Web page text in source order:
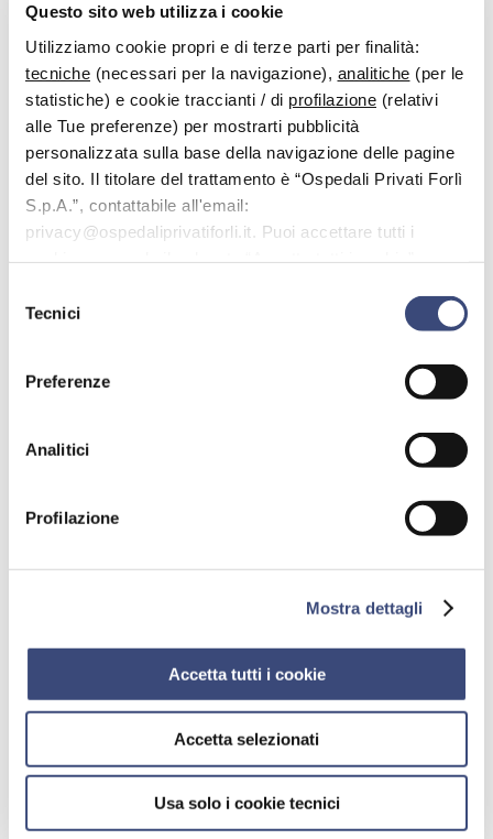
Questo sito web utilizza i cookie
Utilizziamo cookie propri e di terze parti per finalità:
tecniche (necessari per la navigazione), analitiche (per le
statistiche) e cookie traccianti / di profilazione (relativi
alle Tue preferenze) per mostrarti pubblicità
personalizzata sulla base della navigazione delle pagine
del sito. Il titolare del trattamento è “Ospedali Privati Forlì
S.p.A.”, contattabile all'email:
privacy@ospedaliprivatiforli.it. Puoi accettare tutti i
gestire le tue preferenze facendo clic su “Personalizza”.
delTecnici
Preferenze
Analitici
Profilazione
Mostra dettagli
Accetta tutti i cookie
Accetta selezionati
Usa solo i cookie tecnici
Dott.ssaBusinaro Francesca
Specialista in:
Medicina dello sport e dell'esercizio fisico
Dott.Caldora Patrizio
Calpona Sebastiano
Specialista in: